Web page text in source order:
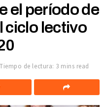
el período de
ciclo lectivo
Tiempo de lectura: 3 mins read